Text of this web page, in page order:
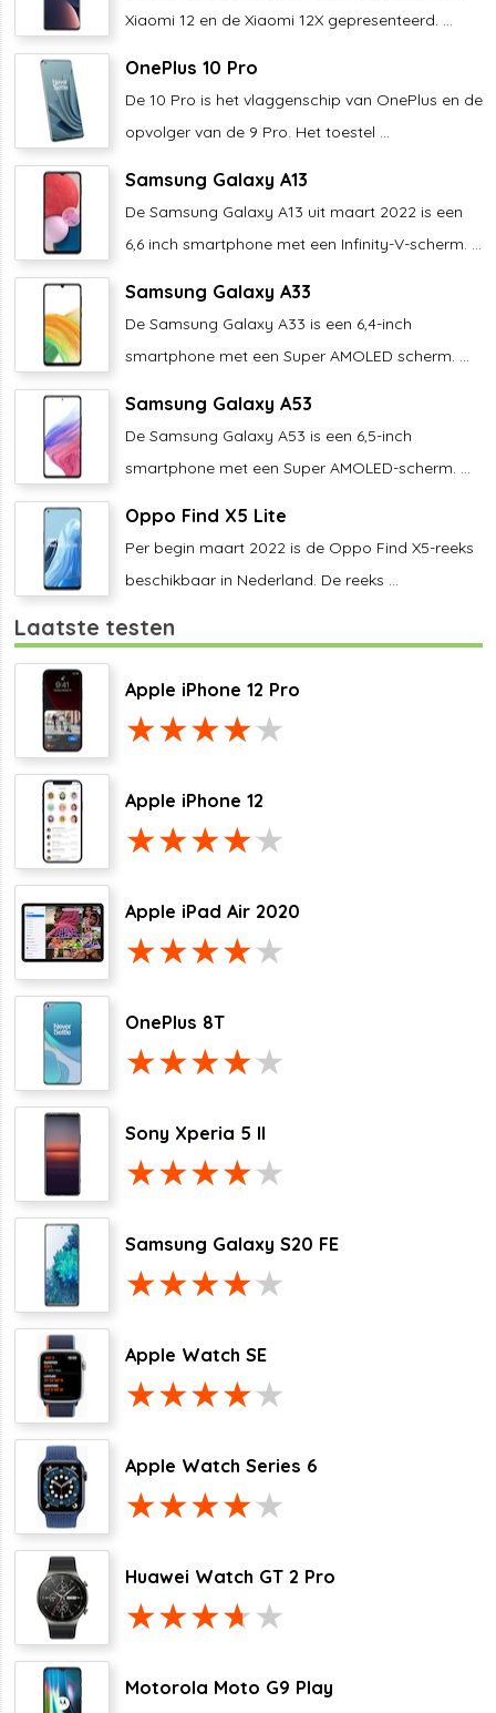
Xiaomi 12 en de Xiaomi 12X gepresenteerd. ...
OnePlus 10 Pro
De 10 Pro is het vlaggenschip van OnePlus en de
opvolger van de 9 Pro. Het toestel ...
Samsung Galaxy A13
De Samsung Galaxy A13 uit maart 2022 is een
6,6 inch smartphone met een Infinity-V-scherm. ...
Samsung Galaxy A33
De Samsung Galaxy A33 is een 6,4-inch
smartphone met een Super AMOLED scherm. ...
Samsung Galaxy A53
De Samsung Galaxy A53 is een 6,5-inch
smartphone met een Super AMOLED-scherm. ...
Oppo Find X5 Lite
Per begin maart 2022 is de Oppo Find X5-reeks
beschikbaar in Nederland. De reeks ...
Laatste testen
Apple iPhone 12 Pro
Apple iPhone 12
Apple iPad Air 2020
OnePlus 8T
Sony Xperia 5 II
Samsung Galaxy S20 FE
Apple Watch SE
Apple Watch Series 6
Huawei Watch GT 2 Pro
Motorola Moto G9 Play